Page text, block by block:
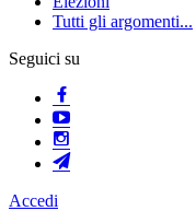
Tutti gli argomenti...
Seguici su
Accedi